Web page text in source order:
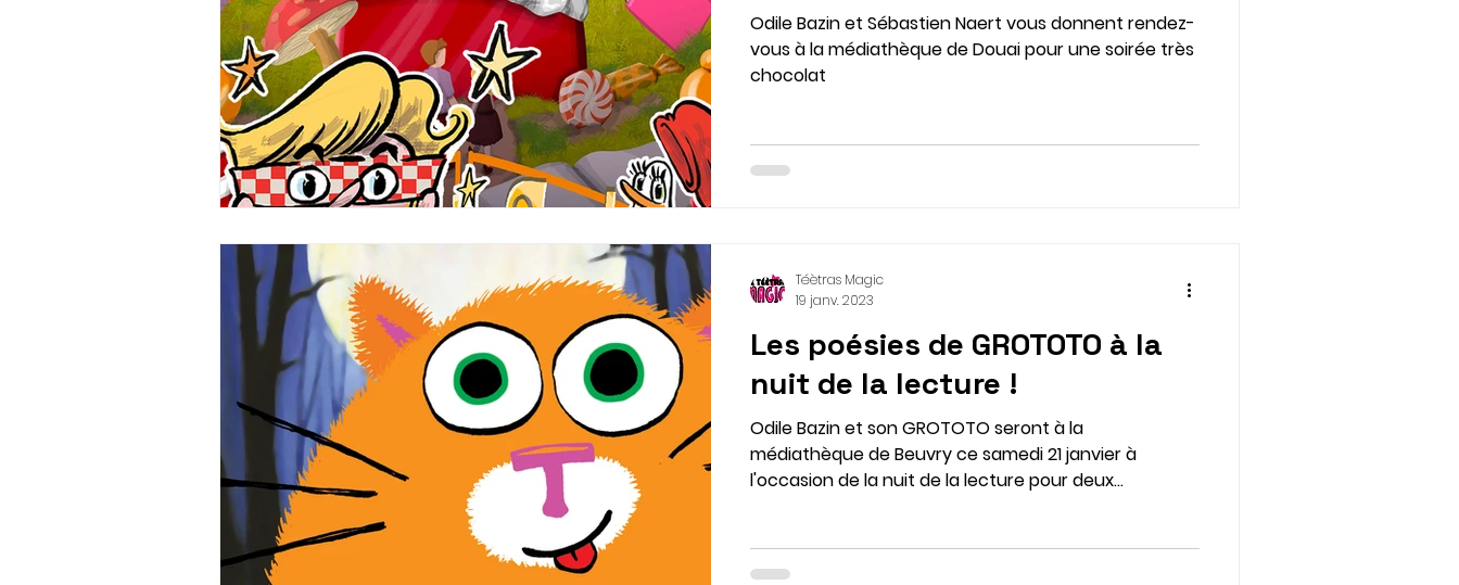
Odile Bazin et Sébastien Naert vous donnent rendez-
vous à la médiathèque de Douai pour une soirée très
chocolat
Les poésies de GROTOTO à la
nuit de la lecture !
Odile Bazin et son GROTOTO seront à la
médiathèque de Beuvry ce samedi 21 janvier à
l'occasion de la nuit de la lecture pour deux...
Téètras Magic
19 janv. 2023